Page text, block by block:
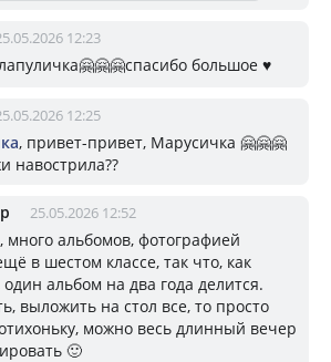
12:23
большое ♥️
12:25
, привет-привет, Марусичка 🤗🤗🤗
навострила??
25.05.2026 12:52
много альбомов, фотографией
в шестом классе, так что, как
альбом на два года делится.
выложить на стол все, то просто
можно весь длинный вечер
🙂